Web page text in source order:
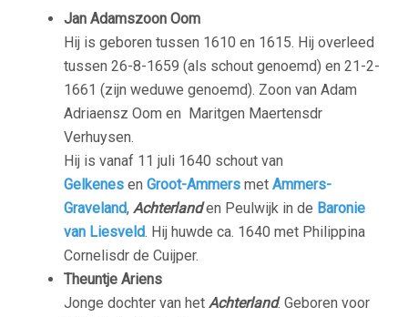
Jan Adamszoon Oom
Hij is geboren tussen 1610 en 1615. Hij overleed
tussen 26-8-1659 (als schout genoemd) en 21-2-
1661 (zijn weduwe genoemd). Zoon van Adam
Adriaensz Oom en Maritgen Maertensdr
Verhuysen.
Hij is vanaf 11 juli 1640 schout van
Gelkenes en Groot-Ammers met Ammers-
Graveland, Achterlanden Peulwijk in de Baronie
van Liesveld. Hij huwde ca. 1640 met Philippina
Cornelisdr de Cuijper.
Theuntje Ariens
Jonge dochter van het Achterland. Geboren voor